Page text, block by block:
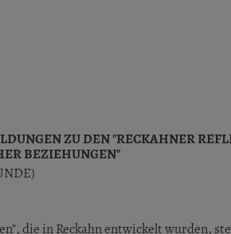
ZU DEN "RECKAHNER
BEZIEHUNGEN"
die in Reckahn entwickelt wurden,